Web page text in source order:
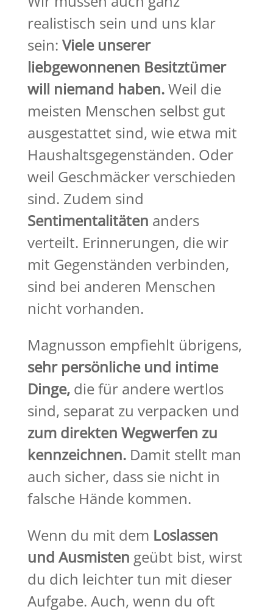
realistisch sein und uns klar
sein: Viele unserer
liebgewonnenen Besitztümer
will niemand haben.Weil die
meisten Menschen selbst gut
ausgestattet sind, wie etwa mit
Haushaltsgegenständen. Oder
weil Geschmäcker verschieden
sind. Zudem sind
Sentimentalitäten anders
verteilt. Erinnerungen, die wir
mit Gegenständen verbinden,
sind bei anderen Menschen
nicht vorhanden.
Magnusson empfiehlt übrigens,
sehr persönliche und intime
Dinge,die für andere wertlos
sind, separat zu verpacken und
zum direkten Wegwerfen zu
kennzeichnen.Damit stellt man
auch sicher, dass sie nicht in
falsche Hände kommen.
Wenn du mit dem Loslassen
und Ausmisten geübt bist, wirst
du dich leichter tun mit dieser
Aufgabe. Auch, wenn du oft